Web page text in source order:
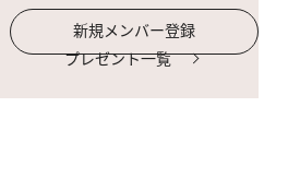
新規メンバー登録
プレゼント一覧